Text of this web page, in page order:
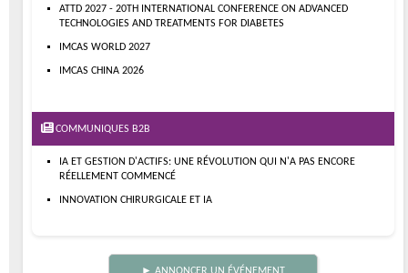
ATTD 2027 - 20TH INTERNATIONAL CONFERENCE ON ADVANCED
TECHNOLOGIES AND TREATMENTS FOR DIABETES
IMCAS WORLD 2027
IMCAS CHINA 2026
COMMUNIQUES B2B
IA ET GESTION D'ACTIFS: UNE RÉVOLUTION QUI N'A PAS ENCORE
RÉELLEMENT COMMENCÉ
INNOVATION CHIRURGICALE ET IA